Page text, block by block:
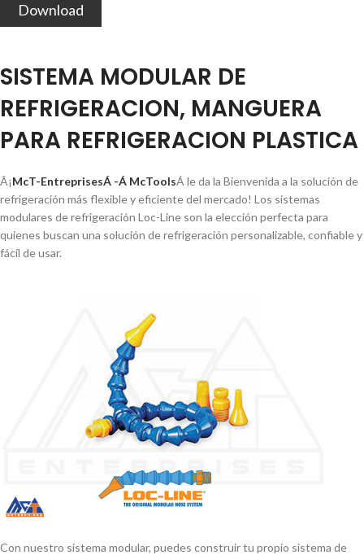
Download
SISTEMA MODULAR DE
REFRIGERACION, MANGUERA
PARA REFRIGERACION PLASTICA
Â¡McT-EntreprisesÁ -Á McToolsÁ le da la Bienvenida a la solución de
refrigeración más flexible y eficiente del mercado! Los sistemas
modulares de refrigeración Loc-Line son la elección perfecta para
quienes buscan una solución de refrigeración personalizable, confiable y
fácil de usar.
Con nuestro sistema modular, puedes construir tu propio sistema de